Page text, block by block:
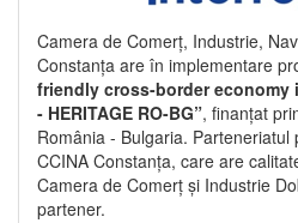
Camera de Comerț, Industrie,
Constanța are în implementare
friendly cross-border economy
- HERITAGE RO-BG”, finanțat
România - Bulgaria.
CCINA Constanța, care are
Camera de Comerț și Industrie
partener.